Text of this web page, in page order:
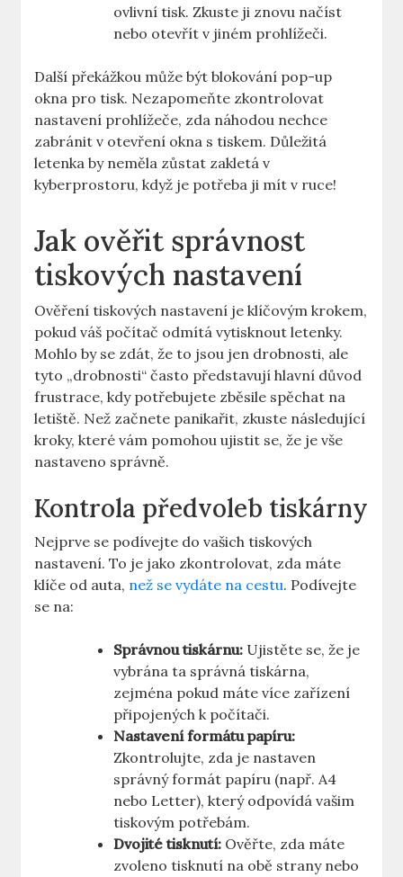
ovlivní tisk. Zkuste ji znovu načíst
nebo otevřít v jiném prohlížeči.
Další překážkou může být blokování pop-up
okna pro tisk. Nezapomeňte zkontrolovat
nastavení prohlížeče, zda náhodou nechce
zabránit v otevření okna s tiskem. Důležitá
letenka by neměla zůstat zakletá v
kyberprostoru, když je potřeba ji mít v ruce!
Jak ověřit správnost
tiskových nastavení
Ověření tiskových nastavení je klíčovým krokem,
pokud váš počítač odmítá vytisknout letenky.
Mohlo by se zdát, že to jsou jen drobnosti, ale
tyto „drobnosti“ často představují hlavní důvod
frustrace, kdy potřebujete zběsile spěchat na
letiště. Než začnete panikařit, zkuste následující
kroky, které vám pomohou ujistit se, že je vše
nastaveno správně.
Kontrola předvoleb tiskárny
Nejprve se podívejte do vašich tiskových
nastavení. To je jako zkontrolovat, zda máte
klíče od auta, než se vydáte na cestu. Podívejte
se na:
Správnou tiskárnu: Ujistěte se, že je
vybrána ta správná tiskárna,
zejména pokud máte více zařízení
připojených k počítači.
Nastavení formátu papíru:
Zkontrolujte, zda je nastaven
správný formát papíru (např. A4
nebo Letter), který odpovídá vašim
tiskovým potřebám.
Dvojité tisknutí: Ověřte, zda máte
zvoleno tisknutí na obě strany nebo